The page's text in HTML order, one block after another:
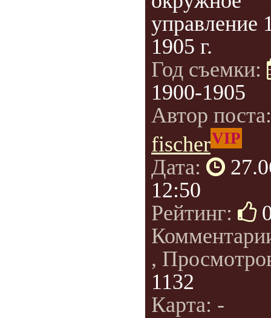
управление
1905 г.
Год съемки:
1900-1905
Автор
fischerVIP
Дата:
12:50
Рейтинг:
,
1132
Карта: -